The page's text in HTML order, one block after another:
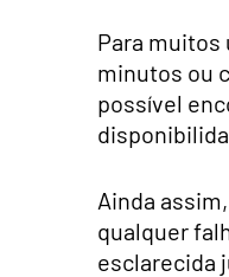
Para
minutos ou
possível
Ainda
qualquer
esclarecida